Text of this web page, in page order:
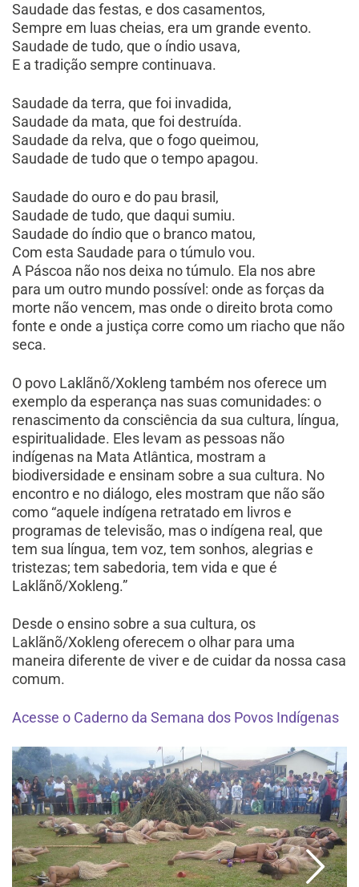
Saudade das festas, e dos casamentos,
Sempre em luas cheias, era um grande evento.
Saudade de tudo, que o índio usava,
E a tradição sempre continuava.
Saudade da terra, que foi invadida,
Saudade da mata, que foi destruída.
Saudade da relva, que o fogo queimou,
Saudade de tudo que o tempo apagou.
Saudade do ouro e do pau brasil,
Saudade de tudo, que daqui sumiu.
Saudade do índio que o branco matou,
Com esta Saudade para o túmulo vou.
A Páscoa não nos deixa no túmulo. Ela nos abre
para um outro mundo possível: onde as forças da
morte não vencem, mas onde o direito brota como
fonte e onde a justiça corre como um riacho que não
seca.
O povo Laklãnõ/Xokleng também nos oferece um
exemplo da esperança nas suas comunidades: o
renascimento da consciência da sua cultura, língua,
espiritualidade. Eles levam as pessoas não
indígenas na Mata Atlântica, mostram a
biodiversidade e ensinam sobre a sua cultura. No
encontro e no diálogo, eles mostram que não são
como “aquele indígena retratado em livros e
programas de televisão, mas o indígena real, que
tem sua língua, tem voz, tem sonhos, alegrias e
tristezas; tem sabedoria, tem vida e que é
Laklãnõ/Xokleng.”
Desde o ensino sobre a sua cultura, os
Laklãnõ/Xokleng oferecem o olhar para uma
maneira diferente de viver e de cuidar da nossa casa
comum.
Acesse o Caderno da Semana dos Povos Indígenas